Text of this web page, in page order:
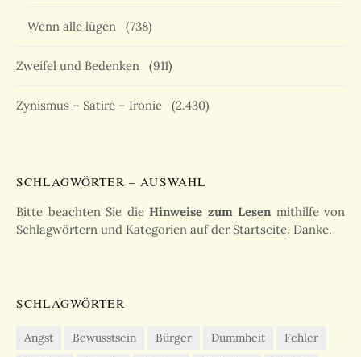
Wenn alle lügen (738)
Zweifel und Bedenken (911)
Zynismus – Satire – Ironie (2.430)
SCHLAGWÖRTER – AUSWAHL
Bitte beachten Sie dieHinweise zum Lesenmithilfe von
Schlagwörtern und Kategorien auf der Startseite. Danke.
SCHLAGWÖRTER
Angst Bewusstsein Bürger Dummheit
Fehler